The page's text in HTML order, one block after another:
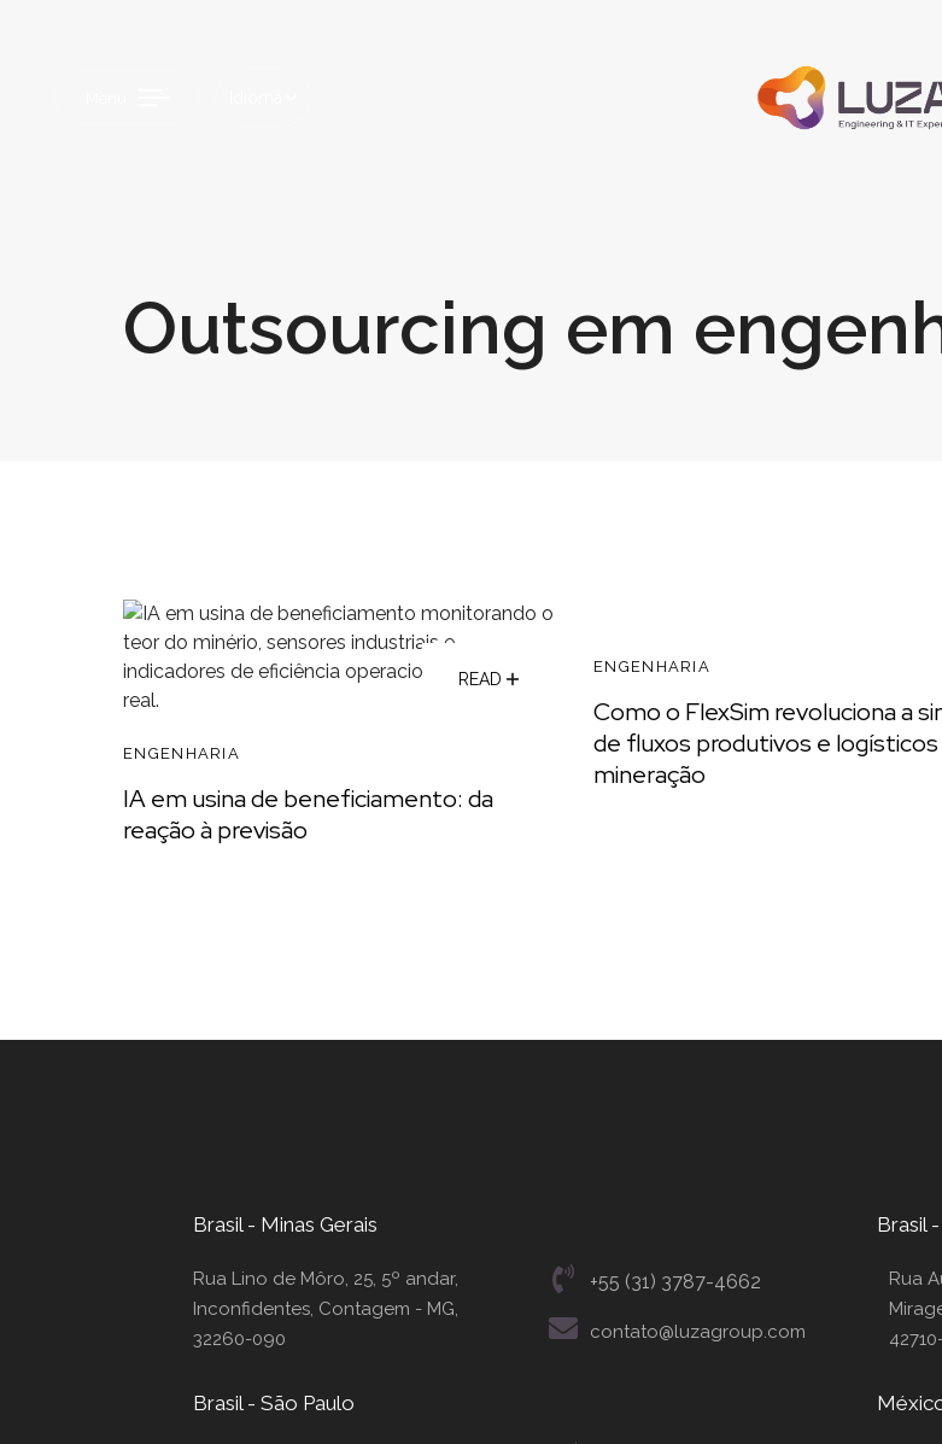
Outsourcing em
READ
ENGENHARIA
IA em usina de beneficiamento: da
reação à previsão
ENGENHARIA
Como o FlexSim revoluciona a
de fluxos produtivos e logísticos
mineração
Brasil - Minas Gerais Brasil
Rua Lino de Môro, 25, 5º andar,
Inconfidentes, Contagem - MG,
32260-090
+55 (31) 3787-4662
contato@luzagroup.com
Rua
Brasil - São Paulo